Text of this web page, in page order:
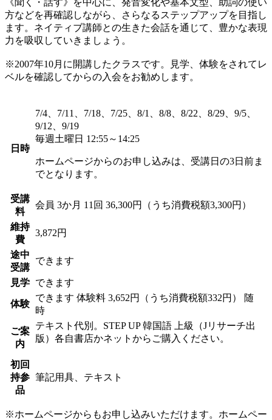
方などを再確認しながら、さらなるステップアップを目指し
ます。ネイティブ講師との生きた会話を通じて、豊かな表現
力を吸収していきましょう。
※2007年10月に開講したクラスです。見学、体験をされてレ
ベルを確認してからの入会をお勧めします。
日時
7/4、7/11、7/18、7/25、8/1、8/8、8/22、8/29、9/5、
9/12、9/19
毎週土曜日 12:55～14:25
ホームページからのお申し込みは、受講日の3日前ま
でとなります。
受講
料
会員 3か月 11回 36,300円（うち消費税額3,300円）
維持
費
3,872円
途中
受講
できます
見学 できます
体験
できます 体験料 3,652円（うち消費税額332円）
随
時
ご案
内
テキスト代別。STEP UP 韓国語 上級（Jリサーチ出
版）各自書店かネットからご購入ください。
初回
持参
品
筆記用具、テキスト
※ホームページからもお申し込みいただけます。ホームペー